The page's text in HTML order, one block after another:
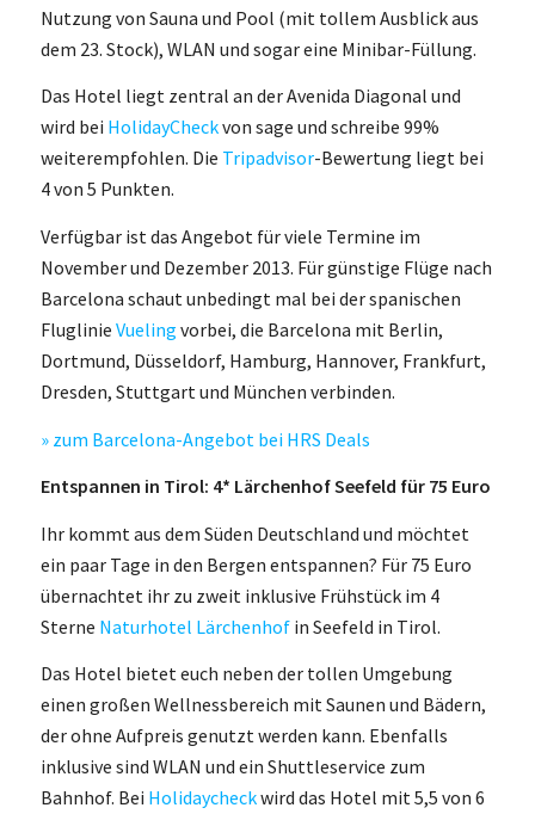
Nutzung von Sauna und Pool (mit tollem Ausblick aus
dem 23. Stock), WLAN und sogar eine Minibar-Füllung.
Das Hotel liegt zentral an der Avenida Diagonal und
wird bei HolidayCheckvon sage und schreibe 99%
weiterempfohlen. Die Tripadvisor-Bewertung liegt bei
4 von 5 Punkten.
Verfügbar ist das Angebot für viele Termine im
November und Dezember 2013. Für günstige Flüge nach
Barcelona schaut unbedingt mal bei der spanischen
Fluglinie Vueling vorbei, die Barcelona mit Berlin,
Dortmund, Düsseldorf, Hamburg, Hannover, Frankfurt,
Dresden, Stuttgart und München verbinden.
» zum Barcelona-Angebot bei HRS Deals
Entspannen in Tirol: 4* Lärchenhof Seefeld für 75 Euro
Ihr kommt aus dem Süden Deutschland und möchtet
ein paar Tage in den Bergen entspannen? Für 75 Euro
übernachtet ihr zu zweit inklusive Frühstück im 4
Sterne Naturhotel Lärchenhofin Seefeld in Tirol.
Das Hotel bietet euch neben der tollen Umgebung
einen großen Wellnessbereich mit Saunen und Bädern,
der ohne Aufpreis genutzt werden kann. Ebenfalls
inklusive sind WLAN und ein Shuttleservice zum
Bahnhof. Bei Holidaycheckwird das Hotel mit 5,5 von 6